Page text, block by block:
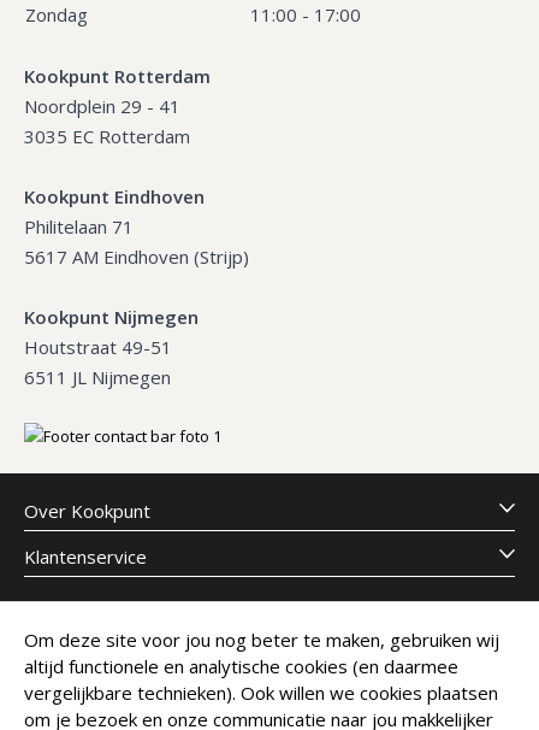
Zondag
11:00 - 17:00
Kookpunt Rotterdam
Noordplein 29 - 41
3035 EC Rotterdam
Kookpunt Eindhoven
Philitelaan 71
5617 AM Eindhoven (Strijp)
Kookpunt Nijmegen
Houtstraat 49-51
6511 JL Nijmegen
Over Kookpunt
Klantenservice
Meld je aan voor onze nieuwsbrief
E-mailadres
Abonneer
Om deze site voor jou nog beter te maken, gebruiken wij
altijd functionele en analytische cookies (en daarmee
vergelijkbare technieken). Ook willen we cookies plaatsen
om je bezoek en onze communicatie naar jou makkelijker